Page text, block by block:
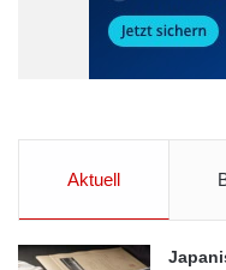
Aktuell